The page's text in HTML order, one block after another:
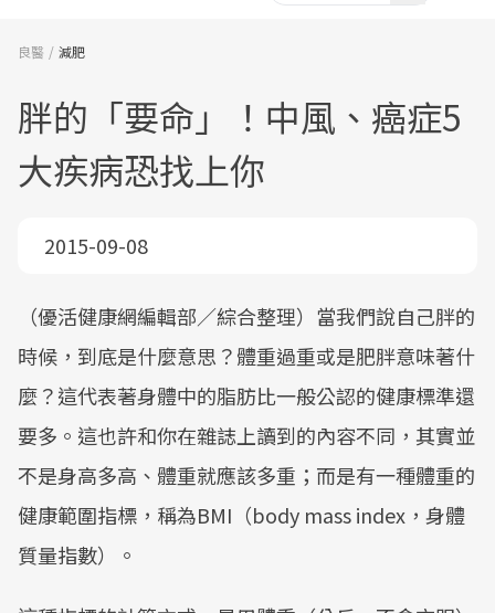
良醫 減肥
胖的「要命」！中風、癌症5
大疾病恐找上你
2015-09-08
（優活健康網編輯部／綜合整理）當我們說自己胖的
時候，到底是什麼意思？體重過重或是肥胖意味著什
麼？這代表著身體中的脂肪比一般公認的健康標準還
要多。這也許和你在雜誌上讀到的內容不同，其實並
不是身高多高、體重就應該多重；而是有一種體重的
健康範圍指標，稱為BMI（body mass index，身體
質量指數）。